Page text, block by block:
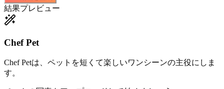
結果プレビュー
Chef Pet
Chef Petは、ペットを短くて楽しいワンシーンの主役にしま
す。